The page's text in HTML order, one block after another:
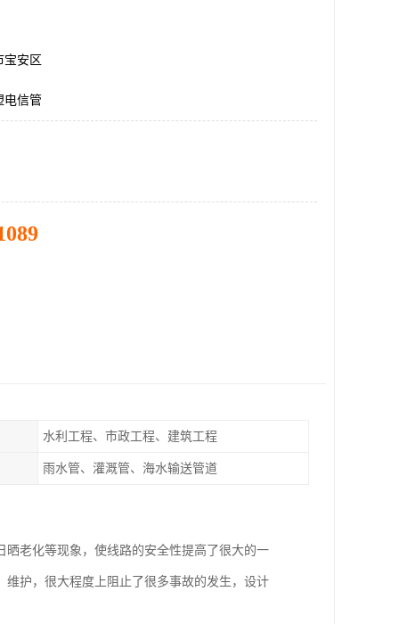
宝安区
电信管
水利工程、市政工程、建筑工程
雨水管、灌溉管、海水输送管道
老化等现象，使线路的安全性提高了很大的一
护，很大程度上阻止了很多事故的发生，设计